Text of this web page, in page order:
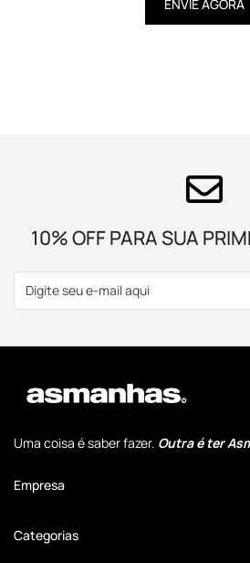
10% OFF PARA SUA
Uma coisa é saber fazer. Outra é ter
Empresa
Comunidade Cansados Anônimos
Categorias